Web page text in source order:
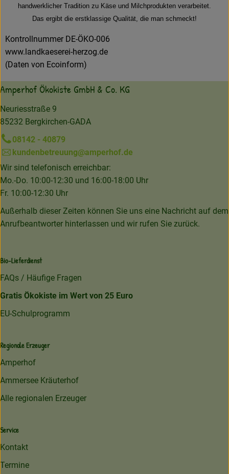
handwerklicher Tradition zu Käse und Milchprodukten verarbeitet.
Das ergibt die erstklassige Qualität, die man schmeckt!
Kontrollnummer DE-ÖKO-006
www.landkaeserei-herzog.de
(Daten von Ecoinform)
Amperhof Ökokiste GmbH & Co. KG
Neuriesstraße 9
85232 Bergkirchen-GADA
08142 - 40879
kundenbetreuung@amperhof.de
Wir sind telefonisch erreichbar:
Mo.-Do. 10:00-12:30 und 16:00-18:00 Uhr
Fr. 10:00-12:30 Uhr
Außerhalb dieser Zeiten können Sie uns eine Nachricht auf dem
Anrufbeantworter hinterlassen und wir rufen Sie zurück.
Bio-Lieferdienst
FAQs / Häufige Fragen
Gratis Ökokiste im Wert von 25 Euro
EU-Schulprogramm
Regionale Erzeuger
Amperhof
Ammersee Kräuterhof
Alle regionalen Erzeuger
Service
Kontakt
Termine